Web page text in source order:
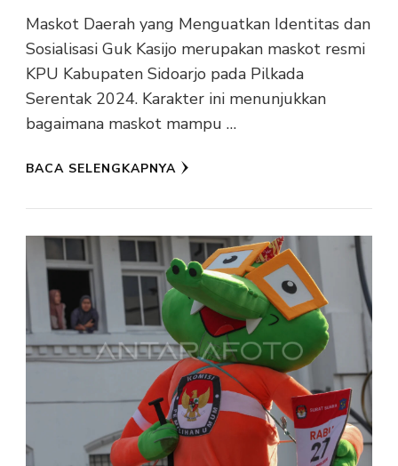
Maskot Daerah yang Menguatkan Identitas dan
Sosialisasi Guk Kasijo merupakan maskot resmi
KPU Kabupaten Sidoarjo pada Pilkada
Serentak 2024. Karakter ini menunjukkan
bagaimana maskot mampu …
BACA SELENGKAPNYA